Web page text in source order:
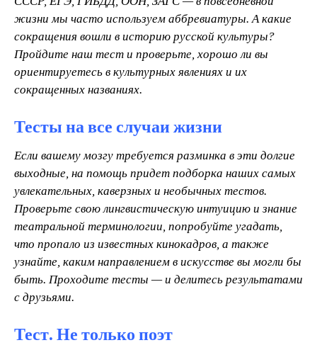
жизни мы часто используем аббревиатуры. А какие
сокращения вошли в историю русской культуры?
Пройдите наш тест и проверьте, хорошо ли вы
ориентируетесь в культурных явлениях и их
сокращенных названиях.
Тесты на все случаи жизни
Если вашему мозгу требуется разминка в эти долгие
выходные, на помощь придет подборка наших самых
увлекательных, каверзных и необычных тестов.
Проверьте свою лингвистическую интуицию и знание
театральной терминологии, попробуйте угадать,
что пропало из известных кинокадров, а также
узнайте, каким направлением в искусстве вы могли бы
быть. Проходите тесты — и делитесь результатами
с друзьями.
Тест. Не только поэт